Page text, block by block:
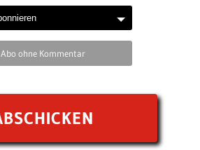
Abo ohne Kommentar